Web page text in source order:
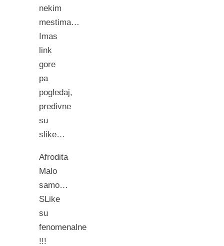
nekim
mestima…
Imas
link
gore
pa
pogledaj,
predivne
su
slike…
Afrodita
Malo
samo…
SLike
su
fenomenalne
!!!